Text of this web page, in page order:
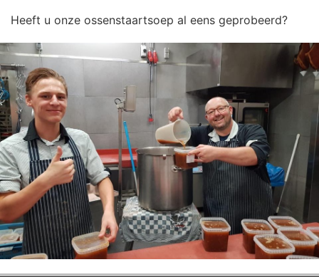
Heeft u onze ossenstaartsoep al eens geprobeerd?